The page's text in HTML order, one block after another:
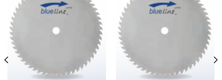
hinzufügen
hinzufügen